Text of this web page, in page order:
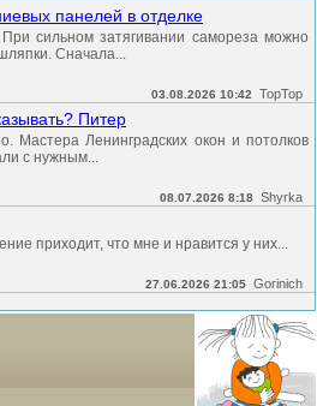
панелей в отделке
сильном затягивании самореза можно
Сначала...
03.08.2026 10:42 TopTop
Питер
Мастера Ленинградских окон и потолков
с нужным...
08.07.2026 8:18 Shyrka
приходит, что мне и нравится у них...
27.06.2026 21:05 Gorinich